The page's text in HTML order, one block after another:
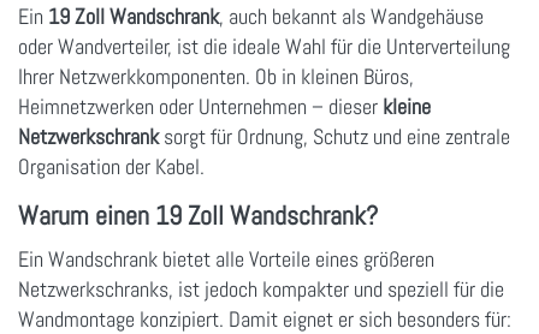
Ein 19 Zoll Wandschrank, auch bekannt als Wandgehäuse
oder Wandverteiler, ist die ideale Wahl für die Unterverteilung
Ihrer Netzwerkkomponenten. Ob in kleinen Büros,
Heimnetzwerken oder Unternehmen – dieser kleine
Netzwerkschranksorgt für Ordnung, Schutz und eine zentrale
Organisation der Kabel.
Warum einen 19 Zoll Wandschrank?
Ein Wandschrank bietet alle Vorteile eines größeren
Netzwerkschranks, ist jedoch kompakter und speziell für die
Wandmontage konzipiert. Damit eignet er sich besonders für: